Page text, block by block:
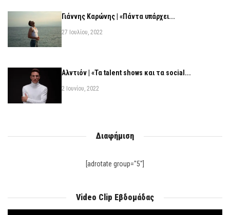
Γιάννης Καρώνης | «Πάντα υπάρχει...
27 Ιουλίου, 2022
Αλντιόν | «Τα talent shows και τα social...
2 Ιουνίου, 2022
Διαφήμιση
[adrotate group="5"]
Video Clip Εβδομάδας